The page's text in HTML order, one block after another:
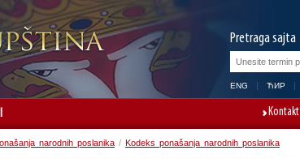
Pretraga sajta
ENG ЋИР
Kontakt
narodnih poslanika / Kodeks ponašanja narodnih poslanika